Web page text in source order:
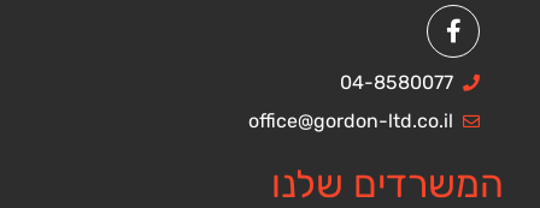
04-8580077
office@gordon-ltd.co.il
המשרדים שלנו